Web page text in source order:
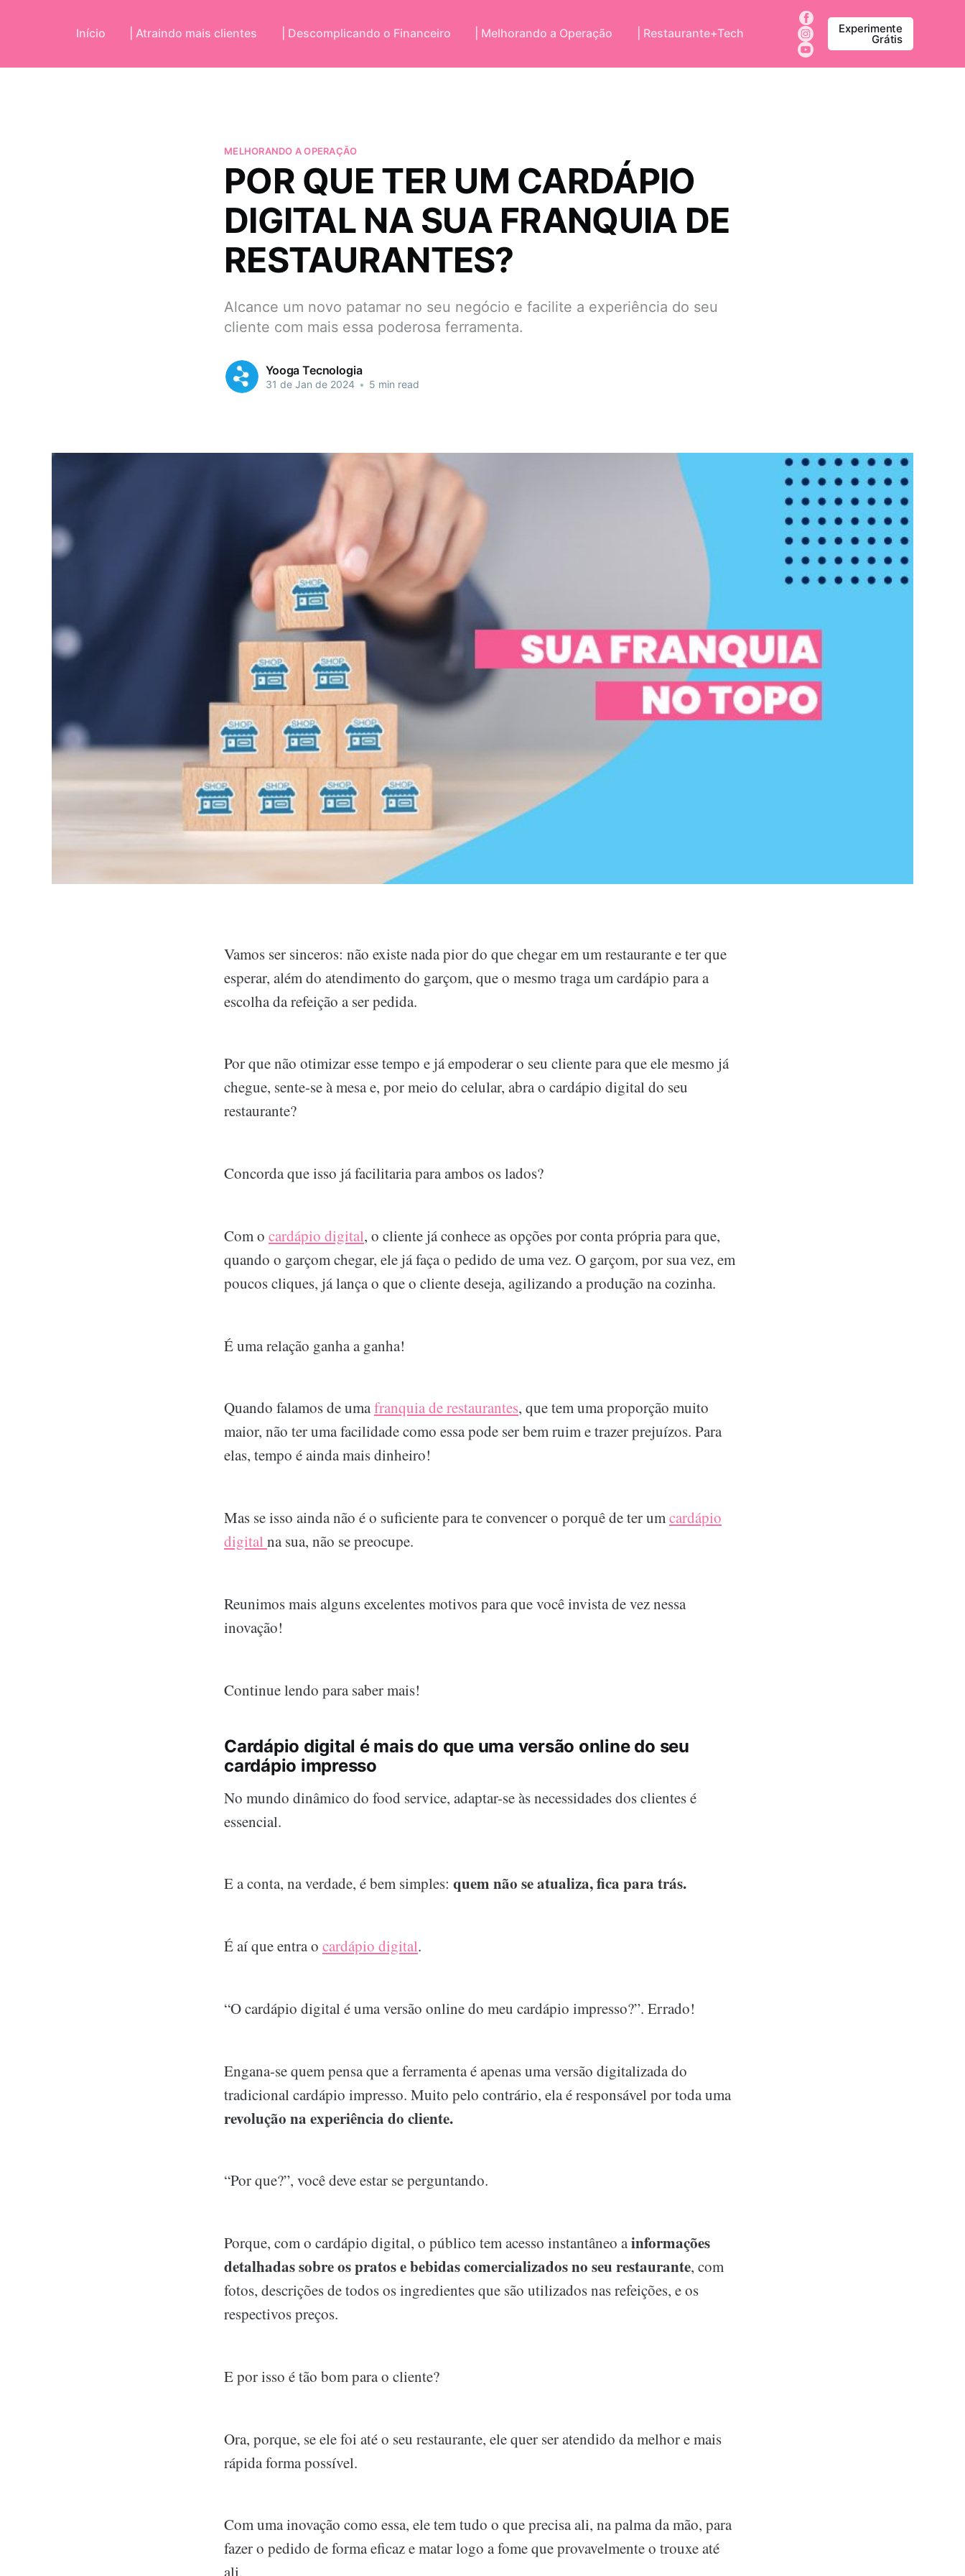
Início | Atraindo mais clientes | Descomplicando o Financeiro | Melhorando a Operação | Restaurante+Tech Experimente
Grátis
MELHORANDO A OPERAÇÃO
POR QUE TER UM CARDÁPIO
DIGITAL NA SUA FRANQUIA DE
RESTAURANTES?
Alcance um novo patamar no seu negócio e facilite a experiência do seu
cliente com mais essa poderosa ferramenta.
Yooga Tecnologia
31 de Jan de 2024 • 5 min read
Vamos ser sinceros: não existe nada pior do que chegar em um restaurante e ter que
esperar, além do atendimento do garçom, que o mesmo traga um cardápio para a
escolha da refeição a ser pedida.
Por que não otimizar esse tempo e já empoderar o seu cliente para que ele mesmo já
chegue, sente-se à mesa e, por meio do celular, abra o cardápio digital do seu
restaurante?
Concorda que isso já facilitaria para ambos os lados?
Com o cardápio digital, o cliente já conhece as opções por conta própria para que,
quando o garçom chegar, ele já faça o pedido de uma vez. O garçom, por sua vez, em
poucos cliques, já lança o que o cliente deseja, agilizando a produção na cozinha.
É uma relação ganha a ganha!
Quando falamos de umafranquia de restaurantes, que tem uma proporção muito
maior, não ter uma facilidade como essa pode ser bem ruim e trazer prejuízos. Para
elas, tempo é ainda mais dinheiro!
Mas se isso ainda não é o suficiente para te convencer o porquê de ter umcardápio
digital na sua, não se preocupe.
Reunimos mais alguns excelentes motivos para que você invista de vez nessa
inovação!
Continue lendo para saber mais!
Cardápio digital é mais do que uma versão online do seu
cardápio impresso
No mundo dinâmico do food service, adaptar-se às necessidades dos clientes é
essencial.
E a conta, na verdade, é bem simples: quem não se atualiza, fica para trás.
É aí que entra o cardápio digital.
“O cardápio digital é uma versão online do meu cardápio impresso?”. Errado!
Engana-se quem pensa que a ferramenta é apenas uma versão digitalizada do
tradicional cardápio impresso. Muito pelo contrário, ela é responsável por toda uma
revolução na experiência do cliente.
“Por que?”, você deve estar se perguntando.
Porque, com o cardápio digital, o público tem acesso instantâneo ainformações
detalhadas sobre os pratos e bebidas comercializados no seu restaurante, com
fotos, descrições de todos os ingredientes que são utilizados nas refeições, e os
respectivos preços.
E por isso é tão bom para o cliente?
Ora, porque, se ele foi até o seu restaurante, ele quer ser atendido da melhor e mais
rápida forma possível.
Com uma inovação como essa, ele tem tudo o que precisa ali, na palma da mão, para
fazer o pedido de forma eficaz e matar logo a fome que provavelmente o trouxe até
ali.